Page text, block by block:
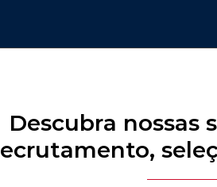
Descubra nossas